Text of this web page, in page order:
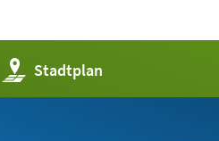
Stadtplan
(Öffnet
in
einem